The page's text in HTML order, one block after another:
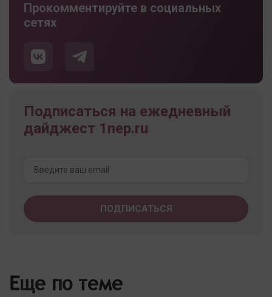
Прокомментируйте в социальных
сетях
Подписаться на ежедневный
дайджест 1nep.ru
Еще по теме